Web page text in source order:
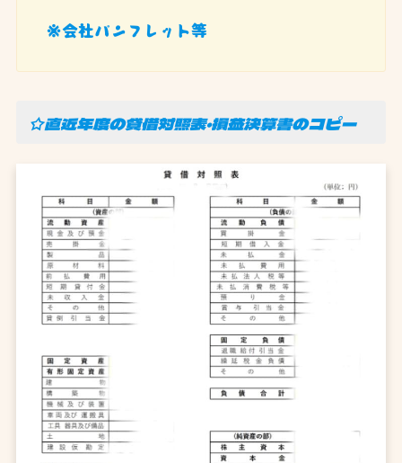
※会社パンフレット等
☆直近年度の貸借対照表・損益決算書のコピー